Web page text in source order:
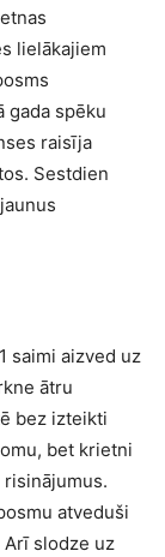
lielākajiem
gada spēku
raisīja
Sestdien
saimi aizved uz
ātru
bez izteikti
bet krietni
atveduši
Arī slodze uz